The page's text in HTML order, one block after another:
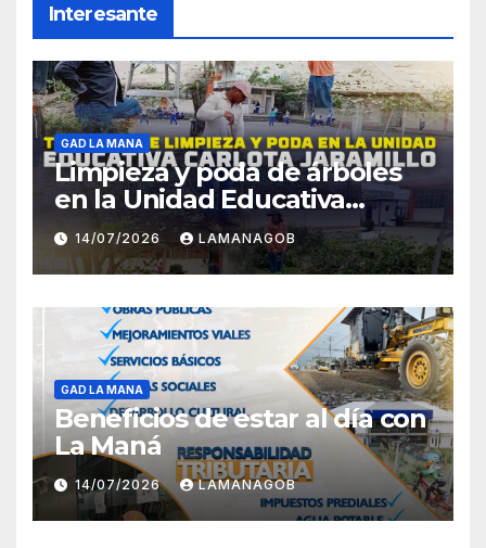
Interesante
GAD LA MANA
Limpieza y poda de árboles
en la Unidad Educativa
Carlota Jaramillo
14/07/2026 LAMANAGOB
GAD LA MANA
Beneficios de estar al día con
La Maná
14/07/2026 LAMANAGOB